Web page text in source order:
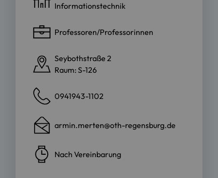
Informationstechnik
Professoren/Professorinnen
Seybothstraße 2
Raum: S-126
0941943-1102
armin.merten@oth-regensburg.de
Nach Vereinbarung